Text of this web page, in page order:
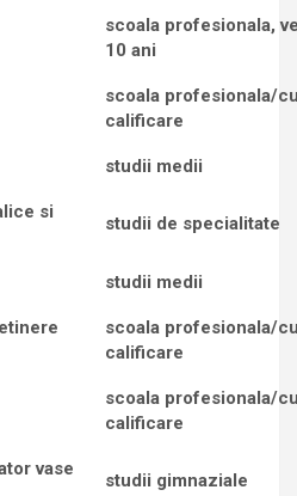
scoala profesionala,
10 ani
scoala profesionala/
calificare
studii medii
si
studii de specialitate
studii medii
scoala profesionala/
calificare
scoala profesionala/
calificare
vase
studii gimnaziale